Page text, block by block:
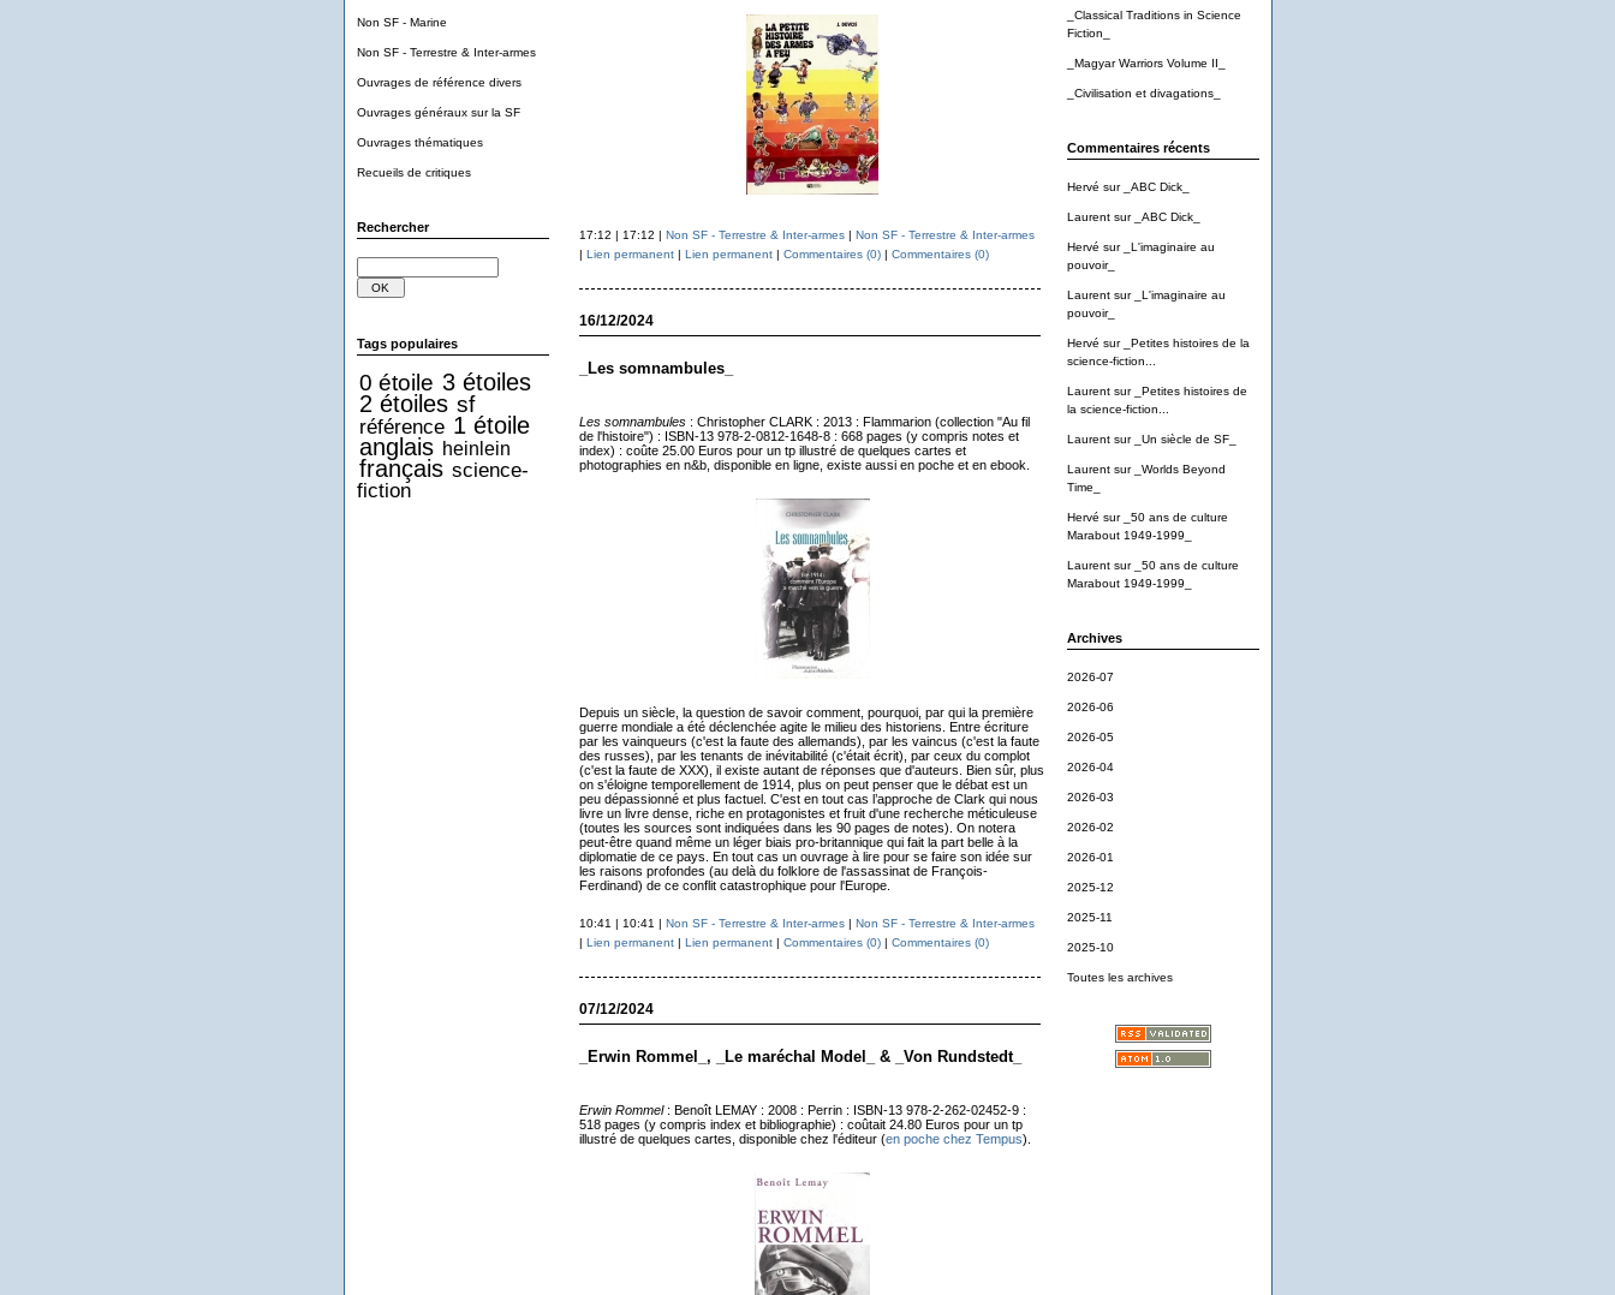
Non SF - Marine
Non SF - Terrestre & Inter-armes
Ouvrages de référence divers
Ouvrages généraux sur la SF
Ouvrages thématiques
Recueils de critiques
Rechercher
Tags populaires
0 étoile 3 étoiles
2 étoiles sf
référence 1 étoile
anglais heinlein
français science-
fiction
_Classical Traditions in Science
Fiction_
_Magyar Warriors Volume II_
_Civilisation et divagations_
Commentaires récents
Hervé sur _ABC Dick_
Laurentsur _ABC Dick_
Hervé sur
_L'imaginaire au
pouvoir_
Laurentsur
_L'imaginaire au
pouvoir_
Hervé sur
_Petites histoires de la
science-fiction...
Laurentsur
_Petites histoires de
la science-fiction...
Laurentsur _Un siècle de SF_
Laurentsur
_Worlds Beyond
Time_
Hervé sur
_50 ans de culture
Marabout 1949-1999_
Laurentsur
_50 ans de culture
Marabout 1949-1999_
Archives
2026-07
2026-06
2026-05
2026-04
2026-03
2026-02
2026-01
2025-12
2025-11
2025-10
Toutes les archives
17:12 | 17:12 | Non SF - Terrestre & Inter-armes| Non SF - Terrestre & Inter-armes
| Lien permanent| Lien permanent| Commentaires (0)| Commentaires (0)
16/12/2024
_Les somnambules_
Les somnambules: Christopher CLARK : 2013 : Flammarion (collection "Au fil
de l'histoire") : ISBN-13 978-2-0812-1648-8 : 668 pages (y compris notes et
index) : coûte 25.00 Euros pour un tp illustré de quelques cartes et
photographies en n&b, disponible en ligne, existe aussi en poche et en ebook.
Depuis un siècle, la question de savoir comment, pourquoi, par qui la première
guerre mondiale a été déclenchée agite le milieu des historiens. Entre écriture
par les vainqueurs (c'est la faute des allemands), par les vaincus (c'est la faute
des russes), par les tenants de inévitabilité (c'était écrit), par ceux du complot
(c'est la faute de XXX), il existe autant de réponses que d'auteurs. Bien sûr, plus
on s'éloigne temporellement de 1914, plus on peut penser que le débat est un
peu dépassionné et plus factuel. C'est en tout cas l’approche de Clark qui nous
livre un livre dense, riche en protagonistes et fruit d'une recherche méticuleuse
(toutes les sources sont indiquées dans les 90 pages de notes). On notera
peut-être quand même un léger biais pro-britannique qui fait la part belle à la
diplomatie de ce pays. En tout cas un ouvrage à lire pour se faire son idée sur
les raisons profondes (au delà du folklore de l'assassinat de François-
Ferdinand) de ce conflit catastrophique pour l'Europe.
10:41 | 10:41 | Non SF - Terrestre & Inter-armes| Non SF - Terrestre & Inter-armes
| Lien permanent| Lien permanent| Commentaires (0)| Commentaires (0)
07/12/2024
_Erwin Rommel_, _Le maréchal Model_ & _Von Rundstedt_
Erwin Rommel: Benoît LEMAY : 2008 : Perrin : ISBN-13 978-2-262-02452-9 :
518 pages (y compris index et bibliographie) : coûtait 24.80 Euros pour un tp
illustré de quelques cartes, disponible chez l'éditeur (en poche chez Tempus).